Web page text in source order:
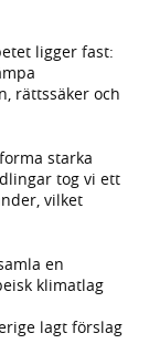
ligger fast:
rättssäker och
starka
tog vi ett
vilket
en
klimatlag
lagt förslag